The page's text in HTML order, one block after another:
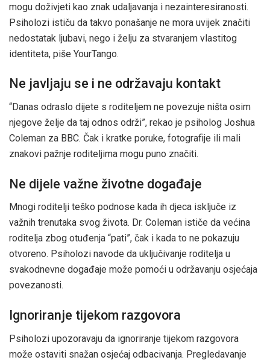
mogu doživjeti kao znak udaljavanja i nezainteresiranosti.
Psiholozi ističu da takvo ponašanje ne mora uvijek značiti
nedostatak ljubavi, nego i želju za stvaranjem vlastitog
identiteta, piše YourTango.
Ne javljaju se i ne održavaju kontakt
“Danas odraslo dijete s roditeljem ne povezuje ništa osim
njegove želje da taj odnos održi”, rekao je psiholog Joshua
Coleman za BBC. Čak i kratke poruke, fotografije ili mali
znakovi pažnje roditeljima mogu puno značiti.
Ne dijele važne životne događaje
Mnogi roditelji teško podnose kada ih djeca isključe iz
važnih trenutaka svog života. Dr. Coleman ističe da većina
roditelja zbog otuđenja “pati”, čak i kada to ne pokazuju
otvoreno. Psiholozi navode da uključivanje roditelja u
svakodnevne događaje može pomoći u održavanju osjećaja
povezanosti.
Ignoriranje tijekom razgovora
Psiholozi upozoravaju da ignoriranje tijekom razgovora
može ostaviti snažan osjećaj odbacivanja. Pregledavanje